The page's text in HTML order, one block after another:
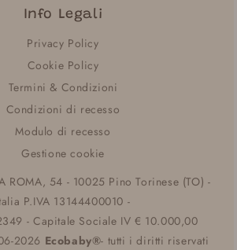
Info Legali
Privacy Policy
Cookie Policy
Termini & Condizioni
Condizioni di recesso
Modulo di recesso
Gestione cookie
ROMA, 54 - 10025 Pino Torinese (TO) -
P.IVA 13144400010 -
- Capitale Sociale IV € 10.000,00
2026 Ecobaby®- tutti i diritti riservati